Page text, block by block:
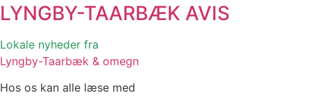
LYNGBY-TAARBÆK AVIS
Lokale nyheder fra
Lyngby-Taarbæk & omegn
Hos os kan alle læse med